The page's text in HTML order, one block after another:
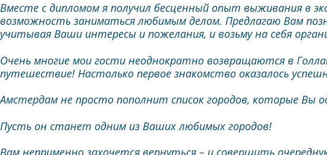
Вместе с дипломом я получил бесценный опыт выживания в
возможность заниматься любимым делом. Предлагаю Вам
учитывая Ваши интересы и пожелания, и возьму на себя
Очень многие мои гости неоднократно возвращаются в
путешествие! Настолько первое знакомство оказалось
Амстердам не просто пополнит список городов, которые Вы
Пусть он станет одним из Ваших любимых городов!